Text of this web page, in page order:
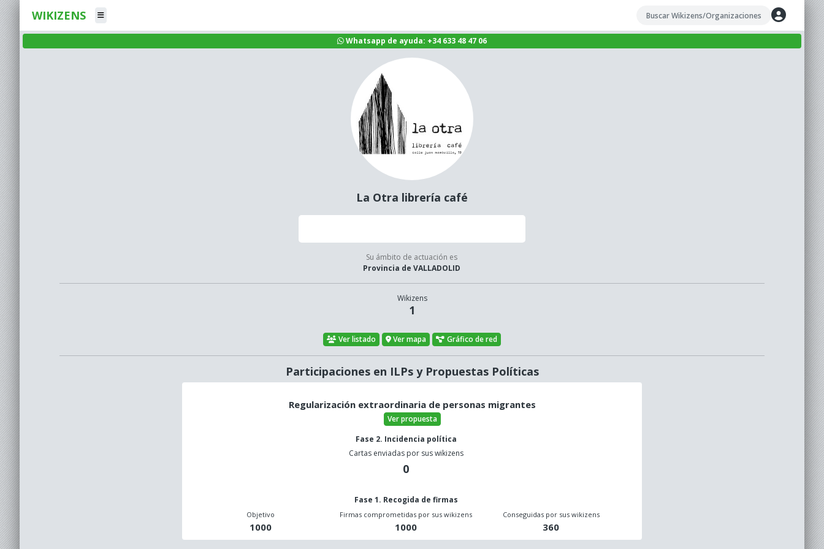
WIKIZENS
Whatsapp de ayuda: +34 633 48 47 06
La Otra librería café
Su ámbito de actuación es
Provincia de VALLADOLID
Wikizens
1
Ver listado Ver mapa Gráfico de red
Participaciones en ILPs y Propuestas Políticas
Regularización extraordinaria de personas migrantes
Ver propuesta
Fase 2. Incidencia política
Cartas enviadas por sus wikizens
0
Fase 1. Recogida de firmas
Objetivo
1000
Firmas comprometidas por sus wikizens
1000
Conseguidas por sus wikizens
360